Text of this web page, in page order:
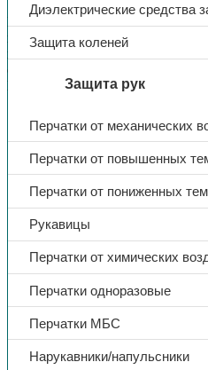
Диэлектрические средства
Защита коленей
Защита рук
Перчатки от механических
Перчатки от повышенных
Перчатки от пониженных
Рукавицы
Перчатки от химических
Перчатки одноразовые
Перчатки МБС
Нарукавники/напульсники
Перчатки Гранат применяются в
нефтегазодобывающей
перерабатывающем
станциях, в строительстве.
КЩС.
Тип Перчатки
Цвет
КЩС Да
МБС Да